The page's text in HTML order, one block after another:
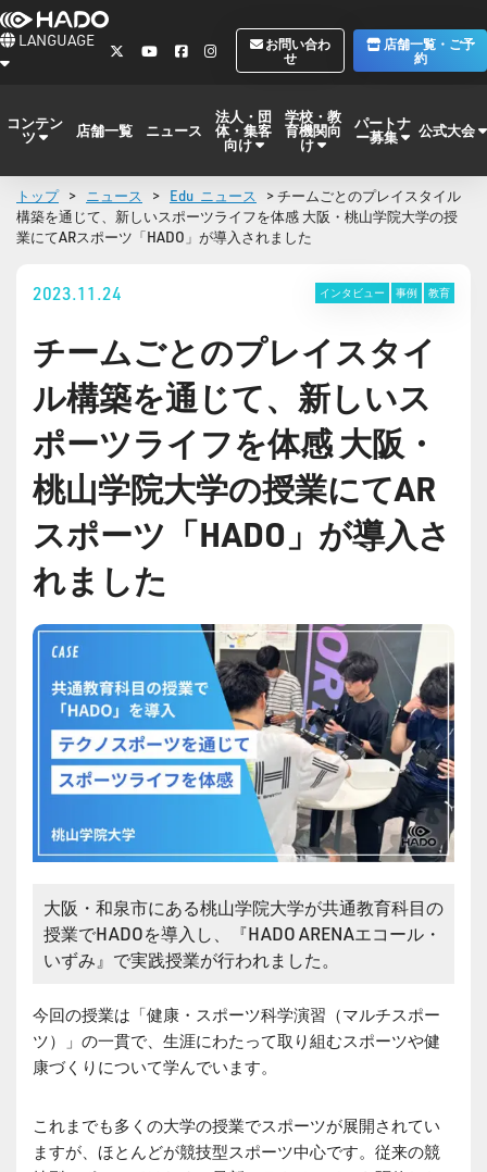
LANGUAGE
お問い合わ
せ
店舗一覧・ご予
約
コンテン
ツ 店舗一覧 ニュース
法人・団
体・集客
向け
学校・教
育機関向
け
パートナ
ー募集 公式大会
トップ > ニュース > Edu_ニュース
> チームごとのプレイスタイル
構築を通じて、新しいスポーツライフを体感 大阪・桃山学院大学の授
業にてARスポーツ「HADO」が導入されました
2023.11.24 インタビュー 事例 教育
チームごとのプレイスタイ
ル構築を通じて、新しいス
ポーツライフを体感 大阪・
桃山学院大学の授業にてAR
スポーツ「HADO」が導入さ
れました
大阪・和泉市にある桃山学院大学が共通教育科目の
授業でHADOを導入し、『HADO ARENAエコール・
いずみ』で実践授業が行われました。
今回の授業は「健康・スポーツ科学演習（マルチスポー
ツ）」の一貫で、生涯にわたって取り組むスポーツや健
康づくりについて学んでいます。
これまでも多くの大学の授業でスポーツが展開されてい
ますが、ほとんどが競技型スポーツ中心です。従来の競